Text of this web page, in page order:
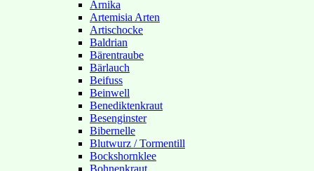
Arnika
Artemisia Arten
Artischocke
Baldrian
Bärentraube
Bärlauch
Beifuss
Beinwell
Benediktenkraut
Besenginster
Bibernelle
Blutwurz / Tormentill
Bockshornklee
Bohnenkraut